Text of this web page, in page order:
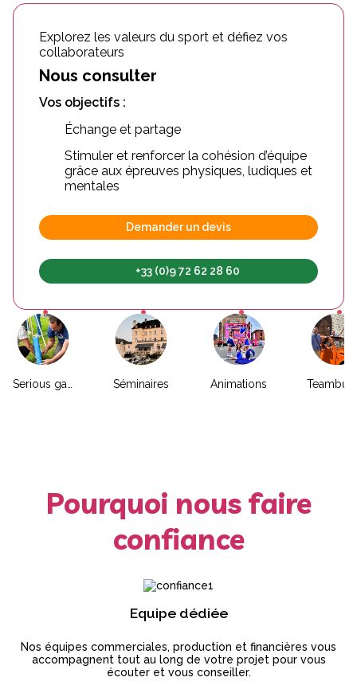
Explorez les valeurs du sport et défiez vos
collaborateurs
Nous consulter
Vos objectifs :
Échange et partage
Stimuler et renforcer la cohésion d’équipe
grâce aux épreuves physiques, ludiques et
mentales
Demander un devis
+33 (0)9 72 62 28 60
Séminaires Animations
Pourquoi nous faire
confiance
Equipe dédiée
Nos équipes commerciales, production et financières vous
accompagnent tout au long de votre projet pour vous
écouter et vous conseiller.